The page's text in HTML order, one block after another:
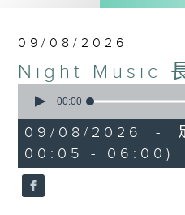
品，每晚亦會精選一
如果哪天你不能入睡，
09/08/2026
Night Music
seconds
5
hours,
29
minutes,
59
seconds
00:00
09/08/2026 -
00:05 - 06:00)